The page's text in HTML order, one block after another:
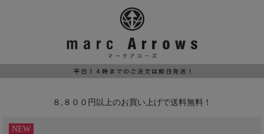
８,８００円以上のお買い上げで送料無料！
NEW